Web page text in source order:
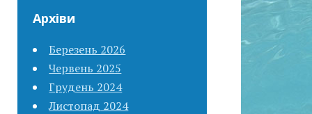
Архіви
Березень 2026
Червень 2025
Грудень 2024
Листопад 2024